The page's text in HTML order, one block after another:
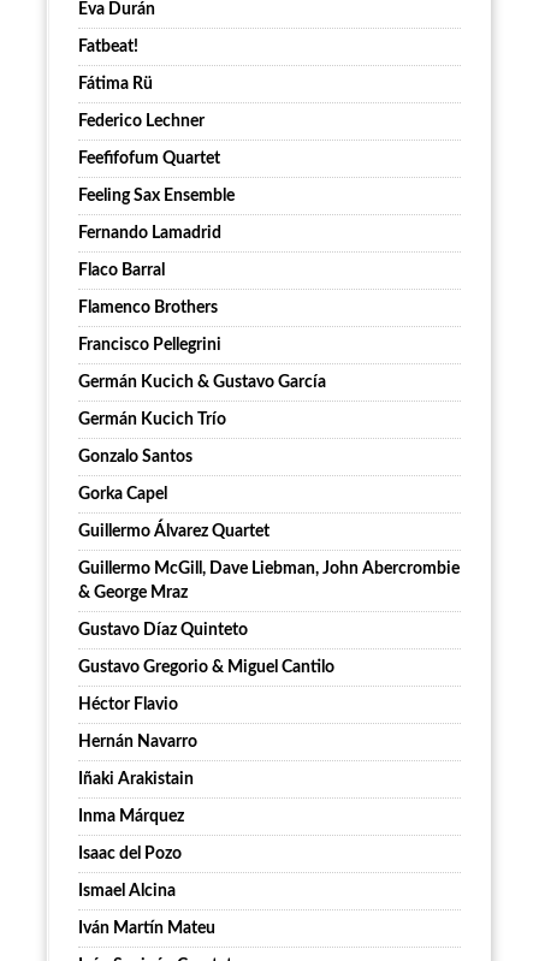
Eva Durán
Fatbeat!
Fátima Rü
Federico Lechner
Feefifofum Quartet
Feeling Sax Ensemble
Fernando Lamadrid
Flaco Barral
Flamenco Brothers
Francisco Pellegrini
Germán Kucich & Gustavo García
Germán Kucich Trío
Gonzalo Santos
Gorka Capel
Guillermo Álvarez Quartet
Guillermo McGill, Dave Liebman, John Abercrombie
& George Mraz
Gustavo Díaz Quinteto
Gustavo Gregorio & Miguel Cantilo
Héctor Flavio
Hernán Navarro
Iñaki Arakistain
Inma Márquez
Isaac del Pozo
Ismael Alcina
Iván Martín Mateu